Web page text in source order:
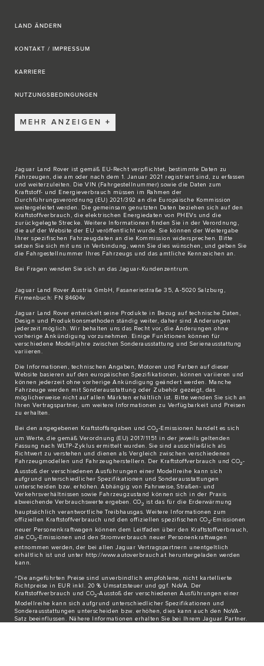
LAND ÄNDERN
KONTAKT / IMPRESSUM
KARRIERE
NUTZUNGSBEDINGUNGEN
MEHR ANZEIGEN
Jaguar Land Rover ist gemäß EU-Recht verpflichtet, bestimmte Daten zu
Fahrzeugen, die am oder nach dem 1. Januar 2021 registriert sind, zu erfassen
und weiterzuleiten. Die VIN (Fahrgestellnummer) sowie die Daten zum
Kraftstoff- und Energieverbrauch müssen im Rahmen der
Durchführungsverordnung (EU) 2021/392 an die Europäische Kommission
weitergeleitet werden. Die gemeinsam genutzten Daten beziehen sich auf den
Kraftstoffverbrauch, die elektrischen Energiedaten von PHEVs und die
zurückgelegte Strecke. Weitere Informationen finden Sie in der Verordnung,
die auf der Website der EU veröffentlicht wurde. Sie können der Weitergabe
Ihrer spezifischen Fahrzeugdaten an die Kommission widersprechen. Bitte
setzen Sie sich mit uns in Verbindung
, wenn Sie dies wünschen, und geben Sie
die Fahrgestellnummer Ihres Fahrzeugs und das amtliche Kennzeichen an.
Bei Fragen wenden Sie sich an das Jaguar-Kundenzentrum
Jaguar Land Rover Austria GmbH, Fasaneriestraße 35, A-5020 Salzburg,
Firmenbuch: FN 84604v
Jaguar Land Rover entwickelt seine Produkte in Bezug auf technische Daten,
Design und Produktionsmethoden ständig weiter, daher sind Änderungen
jederzeit möglich. Wir behalten uns das Recht vor, die Änderungen ohne
vorherige Ankündigung vorzunehmen. Einige Funktionen können für
verschiedene Modelljahre zwischen Sonderausstattung und Serienausstattung
variieren.
Die Informationen, technischen Angaben, Motoren und Farben auf dieser
Website basieren auf den europäischen Spezifikationen, können variieren und
können jederzeit ohne vorherige Ankündigung geändert werden. Manche
Fahrzeuge werden mit Sonderausstattung oder Zubehör gezeigt, das
möglicherweise nicht auf allen Märkten erhältlich ist. Bitte wenden Sie sich an
Ihren Vertragspartner, um weitere Informationen zu Verfügbarkeit und Preisen
zu erhalten.
Bei den angegebenen Kraftstoffangaben und CO2-Emissionen handelt es sich
um Werte, die gemäß Verordnung (EU) 2017/1151 in der jeweils geltenden
Fassung nach WLTP-Zyklus ermittelt wurden. Sie sind ausschließlich als
Richtwert zu verstehen und dienen als Vergleich zwischen verschiedenen
Fahrzeugmodellen und Fahrzeugherstellern. Der Kraftstoffverbrauch und CO2-
Ausstoß der verschiedenen Ausführungen einer Modellreihe kann sich
aufgrund unterschiedlicher Spezifikationen und Sonderausstattungen
unterscheiden bzw. erhöhen. Abhängig von Fahrweise, Straßen- und
Verkehrsverhältnissen sowie Fahrzeugzustand können sich in der Praxis
abweichende Verbrauchswerte ergeben. CO2 ist das für die Erderwärmung
hauptsächlich verantwortliche Treibhausgas. Weitere Informationen zum
offiziellen Kraftstoffverbrauch und den offiziellen spezifischen CO2-Emissionen
neuer Personenkraftwagen können dem Leitfaden über den Kraftstoffverbrauch,
die CO2-Emissionen und den Stromverbrauch neuer Personenkraftwagen
entnommen werden, der bei allen Jaguar Vertragspartnern unentgeltlich
erhältlich ist und unter http://www.autoverbrauch.at heruntergeladen werden
kann.
^Die angeführten Preise sind unverbindlich empfohlene, nicht kartellierte
Richtpreise in EUR inkl. 20 % Umsatzsteuer und ggf. NoVA. Der
Kraftstoffverbrauch und CO2-Ausstoß der verschiedenen Ausführungen einer
Modellreihe kann sich aufgrund unterschiedlicher Spezifikationen und
Sonderausstattungen unterscheiden bzw. erhöhen, dies kann auch den NoVA-
Satz beeinflussen. Nähere Informationen erhalten Sie bei Ihrem Jaguar Partner.